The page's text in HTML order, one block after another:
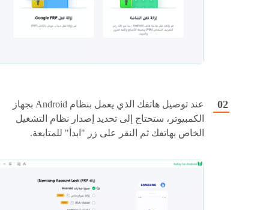
عند توصيل هاتفك الذي يعمل بنظام Android بجهاز
الكمبيوتر، ستحتاج إلى تحديد إصدار نظام التشغيل
الخاص بهاتفك ثم النقر على زر "ابدأ" للمتابعة.